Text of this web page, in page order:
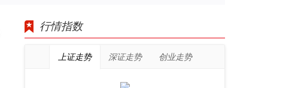
行情指数
上证走势 深证走势 创业走势